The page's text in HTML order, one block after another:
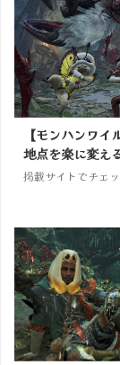
【モンハンワイ
地点を楽に変え
掲載サイトでチェ